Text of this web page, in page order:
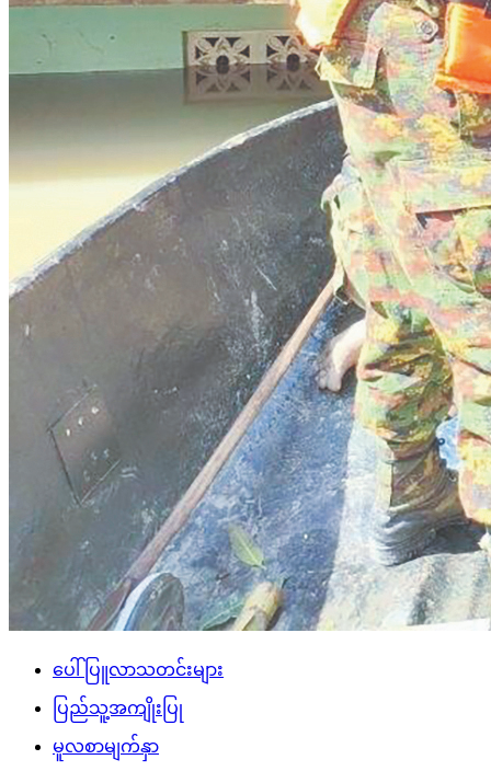
ပေါ်ပြူလာသတင်းများ
ပြည်သူ့အကျိုးပြု
မူလစာမျက်နှာ